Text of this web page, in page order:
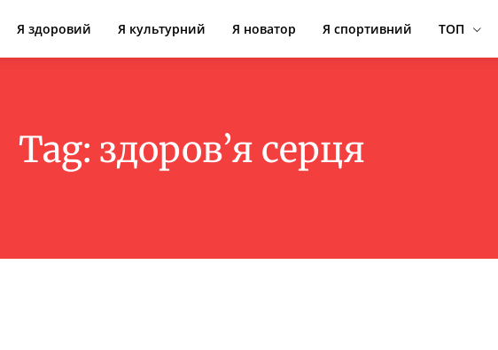
Я здоровий Я культурний Я новатор Я спортивний ТОП
Tag: здоров’я серця